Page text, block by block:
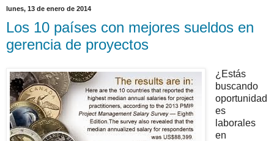
lunes, 13 de enero de 2014
Los 10 países con mejores sueldos en
gerencia de proyectos
¿Estás
buscando
oportunidad
es
laborales
en